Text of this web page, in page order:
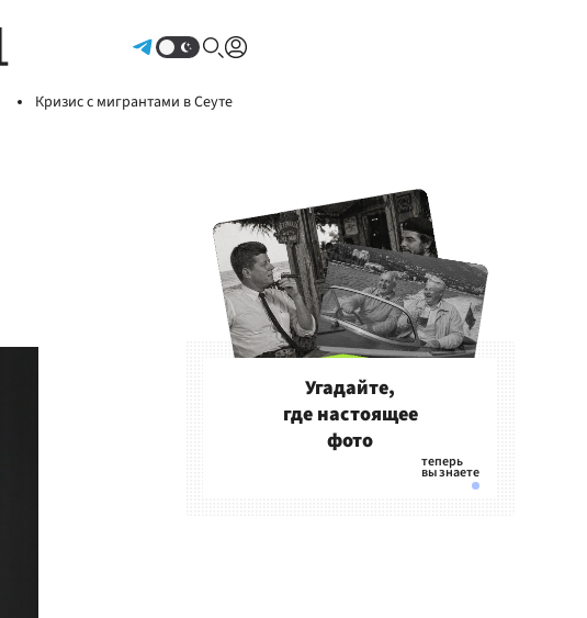
Кризис с мигрантами в Сеуте
Угадайте,
где настоящее
фото